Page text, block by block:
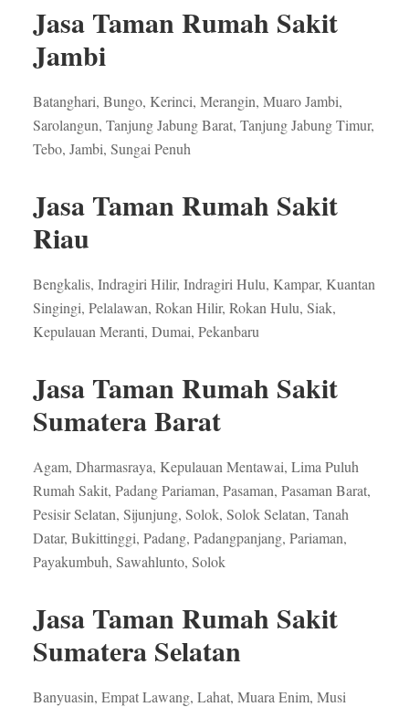
Jasa Taman Rumah Sakit
Jambi
Batanghari, Bungo, Kerinci, Merangin, Muaro Jambi,
Sarolangun, Tanjung Jabung Barat, Tanjung Jabung Timur,
Tebo, Jambi, Sungai Penuh
Jasa Taman Rumah Sakit
Riau
Bengkalis, Indragiri Hilir, Indragiri Hulu, Kampar, Kuantan
Singingi, Pelalawan, Rokan Hilir, Rokan Hulu, Siak,
Kepulauan Meranti, Dumai, Pekanbaru
Jasa Taman Rumah Sakit
Sumatera Barat
Agam, Dharmasraya, Kepulauan Mentawai, Lima Puluh
Rumah Sakit, Padang Pariaman, Pasaman, Pasaman Barat,
Pesisir Selatan, Sijunjung, Solok, Solok Selatan, Tanah
Datar, Bukittinggi, Padang, Padangpanjang, Pariaman,
Payakumbuh, Sawahlunto, Solok
Jasa Taman Rumah Sakit
Sumatera Selatan
Banyuasin, Empat Lawang, Lahat, Muara Enim, Musi